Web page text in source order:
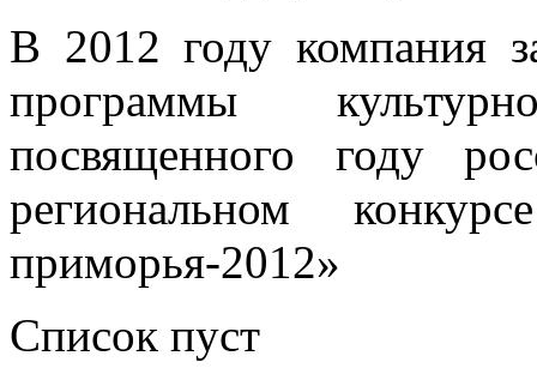
В 2012 году компания
программы
посвященного году
региональном
приморья-2012»
Список пуст